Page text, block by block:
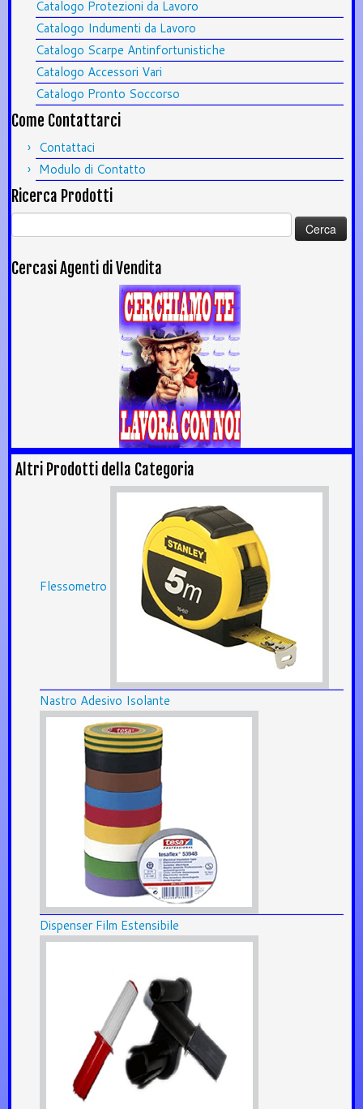
Catalogo Protezioni da Lavoro
Catalogo Indumenti da Lavoro
Catalogo Scarpe Antinfortunistiche
Catalogo Accessori Vari
Catalogo Pronto Soccorso
Come Contattarci
Contattaci
Modulo di Contatto
Ricerca Prodotti
Ricerca
per:
Cercasi Agenti di Vendita
Altri Prodotti della Categoria
Flessometro
Nastro Adesivo Isolante
Dispenser Film Estensibile